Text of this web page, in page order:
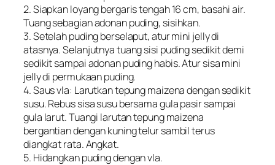
2. Siapkan loyang bergaris tengah 16 cm, basahi air.
Tuang sebagian adonan puding, sisihkan.
3. Setelah puding berselaput, atur mini jelly di
atasnya. Selanjutnya tuang sisi puding sedikit demi
sedikit sampai adonan puding habis. Atur sisa mini
jelly di permukaan puding.
4. Saus vla: Larutkan tepung maizena dengan sedikit
susu. Rebus sisa susu bersama gula pasir sampai
gula larut. Tuangi larutan tepung maizena
bergantian dengan kuning telur sambil terus
diangkat rata. Angkat.
5. Hidangkan puding dengan vla.